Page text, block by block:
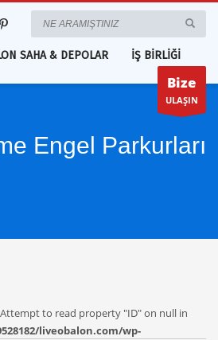
SAHA & DEPOLAR İŞ BİRLİĞİ
Bize
ULAŞIN
Engel Parkurları
to read property "ID" on null in
liveobalon.com/wp-